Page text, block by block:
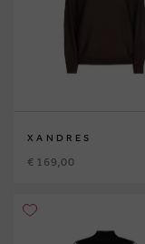
XANDRES
€ 169,00